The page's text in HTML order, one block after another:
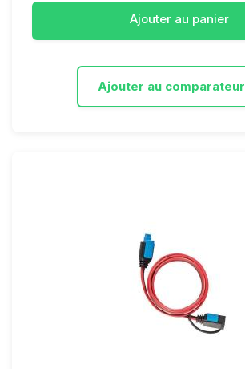
Ajouter au panier
Ajouter au comparateur